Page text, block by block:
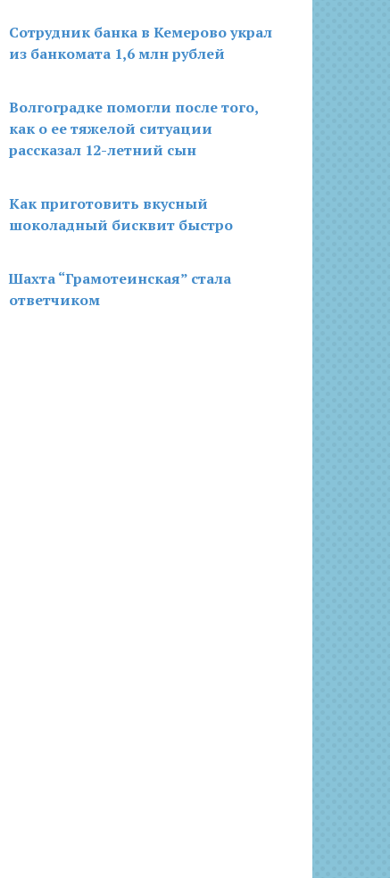
Сотрудник банка в Кемерово украл
из банкомата 1,6 млн рублей
Волгоградке помогли после того,
как о ее тяжелой ситуации
рассказал 12-летний сын
Как приготовить вкусный
шоколадный бисквит быстро
Шахта “Грамотеинская” стала
ответчиком